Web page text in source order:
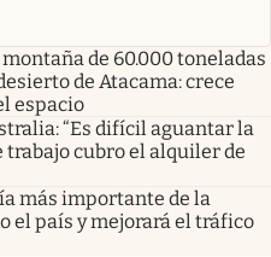
de 60.000 toneladas
de Atacama: crece
espacio
“Es difícil aguantar la
trabajo cubro el alquiler de
más importante de la
el país y mejorará el tráfico